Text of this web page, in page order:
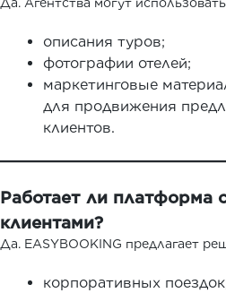
Да. Агентства могут
описания туров;
фотографии отелей;
маркетинговые
для продвижения
клиентов.
Работает ли платформа
клиентами?
Да. EASYBOOKING предлагает
корпоративных